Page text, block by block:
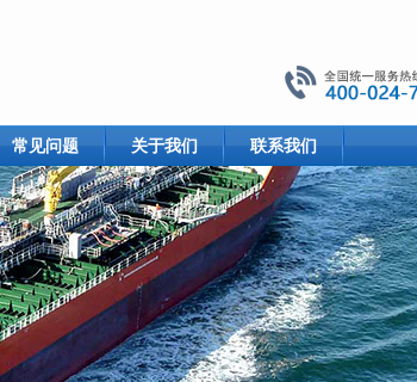
常见问题 关于我们 联系我们